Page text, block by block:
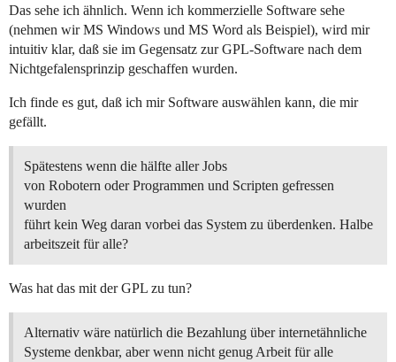
Das sehe ich ähnlich. Wenn ich kommerzielle Software sehe
(nehmen wir MS Windows und MS Word als Beispiel), wird mir
intuitiv klar, daß sie im Gegensatz zur GPL-Software nach dem
Nichtgefalensprinzip geschaffen wurden.
Ich finde es gut, daß ich mir Software auswählen kann, die mir
gefällt.
Spätestens wenn die hälfte aller Jobs
von Robotern oder Programmen und Scripten gefressen
wurden
führt kein Weg daran vorbei das System zu überdenken. Halbe
arbeitszeit für alle?
Was hat das mit der GPL zu tun?
Alternativ wäre natürlich die Bezahlung über internetähnliche
Systeme denkbar, aber wenn nicht genug Arbeit für alle